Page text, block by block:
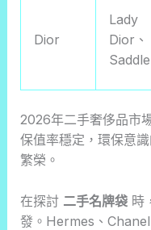
Dior
Lady
Dior、
2026年二手奢侈品市
保值率穩定，環保意
繁榮。
在探討 二手名牌袋時
發。Hermes、